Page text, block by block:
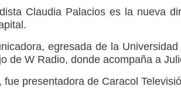
Claudia Palacios es la nueva
egresada de la
de W Radio, donde acompaña a
fue presentadora de Caracol